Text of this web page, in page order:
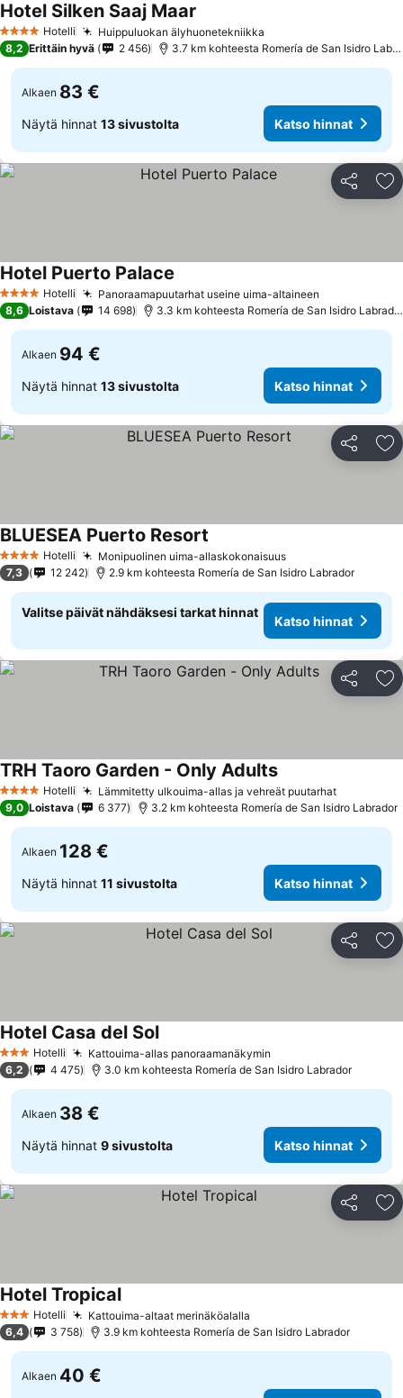
4 Tähtiluokitus
Hotelli Huippuluokan älyhuonetekniikka
Hotel Silken Saaj Maar
8,2 Erittäin hyvä 2 456 3.7 km kohteesta Romería de San Isidro Labrador
Alkaen 83 €
Näytä hinnat 13 sivustolta Katso hinnat
Jaa
4 Tähtiluokitus
Hotelli Panoraamapuutarhat useine uima-altaineen
Hotel Puerto Palace
8,6 Loistava 14 698 3.3 km kohteesta Romería de San Isidro Labrador
Alkaen 94 €
Näytä hinnat 13 sivustolta Katso hinnat
Jaa
4 Tähtiluokitus
Hotelli Monipuolinen uima-allaskokonaisuus
BLUESEA Puerto Resort
7,3 12 242 2.9 km kohteesta Romería de San Isidro Labrador
Valitse päivät nähdäksesi tarkat hinnat
Katso hinnat
Jaa
4 Tähtiluokitus
Hotelli Lämmitetty ulkouima-allas ja vehreät puutarhat
TRH Taoro Garden - Only Adults
9,0 Loistava 6 377 3.2 km kohteesta Romería de San Isidro Labrador
Alkaen 128 €
Näytä hinnat 11 sivustolta Katso hinnat
Jaa
3 Tähtiluokitus
Hotelli Kattouima-allas panoraamanäkymin
Hotel Casa del Sol
6,2 4 475 3.0 km kohteesta Romería de San Isidro Labrador
Alkaen 38 €
Näytä hinnat 9 sivustolta Katso hinnat
Jaa
3 Tähtiluokitus
Hotelli Kattouima-altaat merinäköalalla
Hotel Tropical
6,4 3 758 3.9 km kohteesta Romería de San Isidro Labrador
Alkaen 40 €